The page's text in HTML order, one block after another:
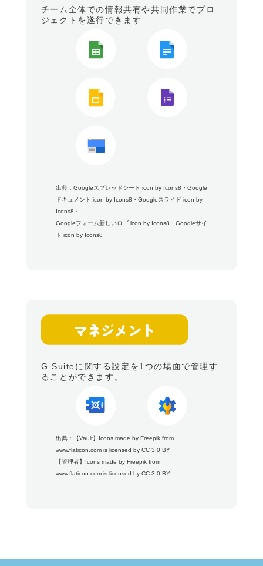
チーム全体での情報共有や共同作業でプロ
ジェクトを遂行できます
出典： Googleスプレッドシート icon by Icons8 ・ Google
ドキュメント icon by Icons8 ・ Googleスライド icon by
Icons8 ・
Googleフォーム新しいロゴ icon by Icons8 ・ Googleサイ
ト icon by Icons8
G Suiteに関する設定を1つの場面で管理す
ることができます。
出典： 【Vault】 Icons made by Freepikfrom
www.flaticon.comis licensed by CC 3.0 BY
【管理者】
Icons made by Freepikfrom
www.flaticon.comis licensed by CC 3.0 BY